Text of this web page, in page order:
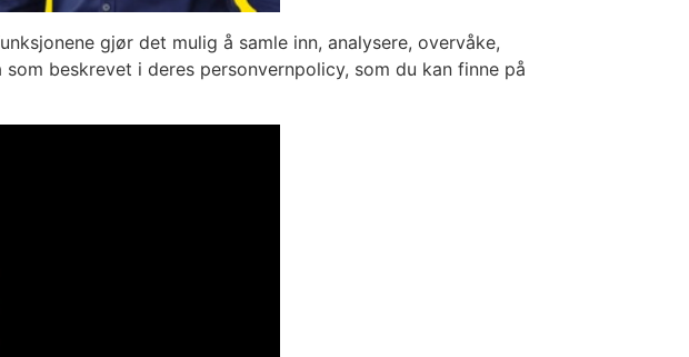
gjør det mulig å samle inn, analysere, overvåke,
beskrevet i deres personvernpolicy, som du kan finne på